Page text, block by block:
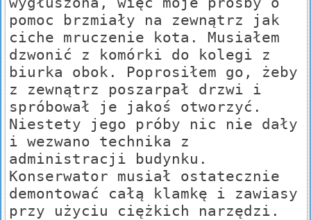
pomoc brzmiały na zewnątrz jak
ciche mruczenie kota. Musiałem
dzwonić z komórki do kolegi z
biurka obok. Poprosiłem go, żeby
z zewnątrz poszarpał drzwi i
spróbował je jakoś otworzyć.
Niestety jego próby nic nie dały
i wezwano technika z
administracji budynku.
Konserwator musiał ostatecznie
demontować całą klamkę i zawiasy
przy użyciu ciężkich narzędzi.